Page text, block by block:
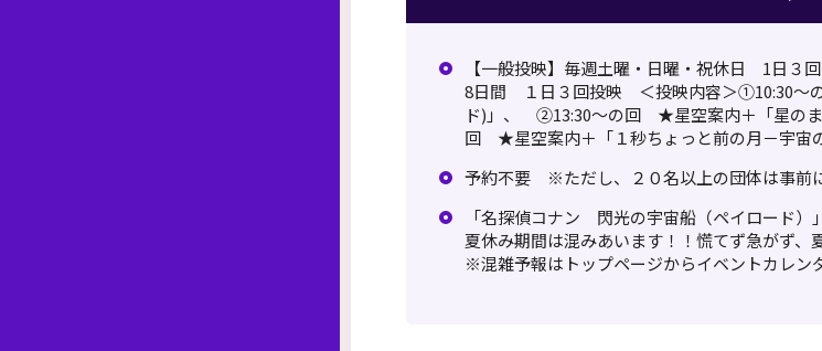
【一般投映】毎週土曜・日曜・祝休日 1日３
8日間 １日３回投映 ＜投映内容＞①10:30～
ド)」、 ②13:30～の回 ★星空案内＋「星の
回 ★星空案内＋「１秒ちょっと前の月－宇宙
予約不要 ※ただし、２０名以上の団体は事前
「名探偵コナン 閃光の宇宙船（ペイロード）
夏休み期間は混みあいます！！慌てず急がず、
※混雑予報はトップページからイベントカレン